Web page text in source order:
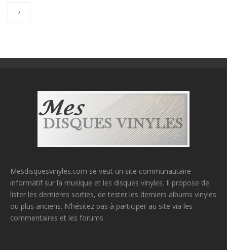
Mesdisquesvinyles.com se veut un site communautaire
informatif sur la musique et les disques vinyles. Il propose de
lister les dernières sorties, de tester les derniers albums vinyles
ou plus anciens. N’hésitez pas à participer au site via les
commentaires et les forums.